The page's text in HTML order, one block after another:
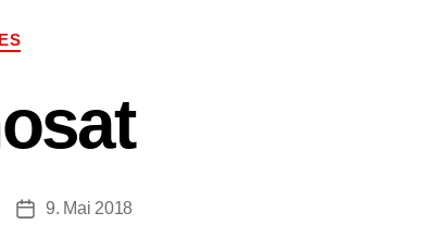
Beitragsdatum
9. Mai 2018